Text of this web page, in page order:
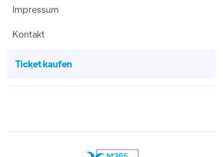
Impressum
Kontakt
Ticket kaufen